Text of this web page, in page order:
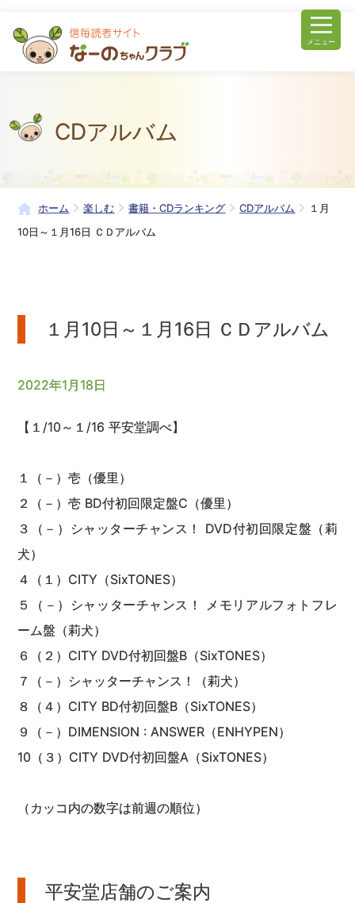
メニュー
CDアルバム
ホーム 楽しむ 書籍・CDランキング CDアルバム
１月
10日～１月16日 ＣＤアルバム
１月10日～１月16日 ＣＤアルバム
2022年1月18日
【１/10～１/16 平安堂調べ】
１（－）壱（優里）
２（－）壱 BD付初回限定盤C（優里）
３（－）シャッターチャンス！ DVD付初回限定盤（莉
犬）
４（１）CITY（SixTONES）
５（－）シャッターチャンス！ メモリアルフォトフレ
ーム盤（莉犬）
６（２）CITY DVD付初回盤B（SixTONES）
７（－）シャッターチャンス！（莉犬）
８（４）CITY BD付初回盤B（SixTONES）
９（－）DIMENSION : ANSWER（ENHYPEN）
10（３）CITY DVD付初回盤A（SixTONES）
（カッコ内の数字は前週の順位）
平安堂店舗のご案内